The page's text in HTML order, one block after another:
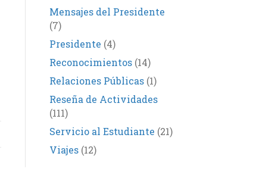
Mensajes del Presidente
(7)
Presidente (4)
Reconocimientos(14)
Relaciones Públicas(1)
Reseña de Actividades
(111)
Servicio al Estudiante (21)
Viajes(12)